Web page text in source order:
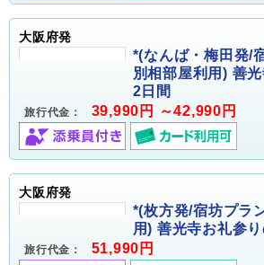
大阪府発
*(なんば・梅田発/
別相部屋利用) 善
2日間
旅行代金： 39,990円 ～42,990円
大阪府発
*(枚方発/宿坊プラ
用) 善光寺お礼参
旅行代金： 51,990円